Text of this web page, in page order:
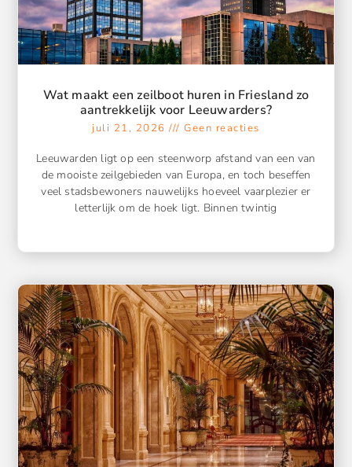
Wat maakt een zeilboot huren in Friesland zo
aantrekkelijk voor Leeuwarders?
juli 21, 2026 Geen reacties
Leeuwarden ligt op een steenworp afstand van een van
de mooiste zeilgebieden van Europa, en toch beseffen
veel stadsbewoners nauwelijks hoeveel vaarplezier er
letterlijk om de hoek ligt. Binnen twintig